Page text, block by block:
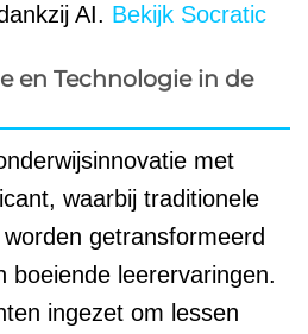
AI. Bekijk Socratic
en Technologie in de
met
waarbij traditionele
getransformeerd
boeiende leerervaringen.
ingezet om lessen